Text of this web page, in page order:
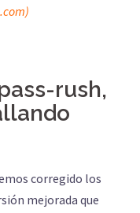
rush,
corregido los
mejorada que